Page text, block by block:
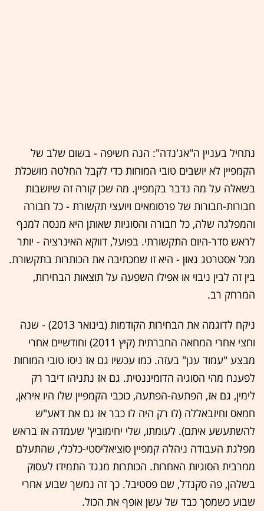
נתחיל בעניין ה"אג'נדה": הנה חשיפה - בשום שלב של
הקמפיין לא יושבים טובי המוחות כדי לקבל החלטה מושכלת
בשאלה על מה נדבר בקמפיין. מה שכן קורה זה שיושבות
חבורות-חבורות של פרסומאים ויועצי תקשורת - כל חבורה
והמפלגה שלה, כל חבורה והסוגיות שאותן היא מנסה למנף
לראש סדר-היום התקשורתי. בפועל, דווקא האינרציה - יותר
מכל אסטרטג גאון - היא זו שמכתיבה את הכותרות בתקשורת.
בין זה לבין ניבוי או אפילו השפעה על תוצאות הבחירות,
המרחק רב.
ניקח לדוגמה את הבחירות הקודמות (בינואר 2013) - שנה
וחצי אחרי המחאה החברתית (קיץ 2011) וחודשיים אחרי
מבצע "עמוד ענן" בעזה. כמו עכשיו גם אז ניסו טובי המוחות
לפענח מהי הסוגיה הדומיננטית. גם אז נתניהו דיבר רק
לימין, גם אז, הפתעה-הפתעה, כוכבי הקמפיין שלו היו איראן,
חמאס וחיזבאללה (לו רק היה לו כבר אז גם את דאע"ש
להשתעשע איתם). לעומתו, שלי יחימוביץ' שעמדה אז בראש
מפלגת העבודה ניהלה קמפיין סוציאליסטי-כלכלי, שהתעלם
ממרבית הסוגיות האחרות. הכותרות מנגד התמידו לעסוק
בשלהן, פה סקנדל, שם פסטיבל. כך זה נמשך שבוע אחרי
שבוע כשמסך כבד של עשן אופף את הכול.